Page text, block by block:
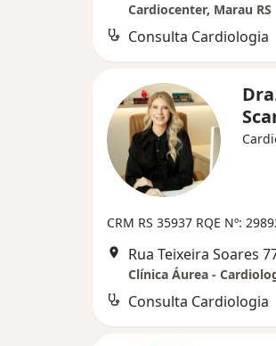
Cardiocenter, Marau RS
Consulta Cardiologia
CRM RS 35937 RQE Nº:
Clínica Áurea -
Consulta Cardiologia